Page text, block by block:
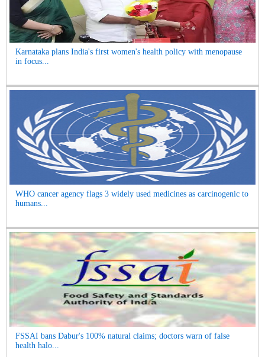
Karnataka plans India's first women's health policy with menopause
in focus...
WHO cancer agency flags 3 widely used medicines as carcinogenic to
humans...
FSSAI bans Dabur's 100% natural claims; doctors warn of false
health halo...